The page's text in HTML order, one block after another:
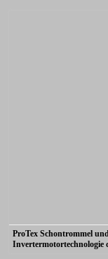
ProTex Schontrommel
Invertermotortechnologie